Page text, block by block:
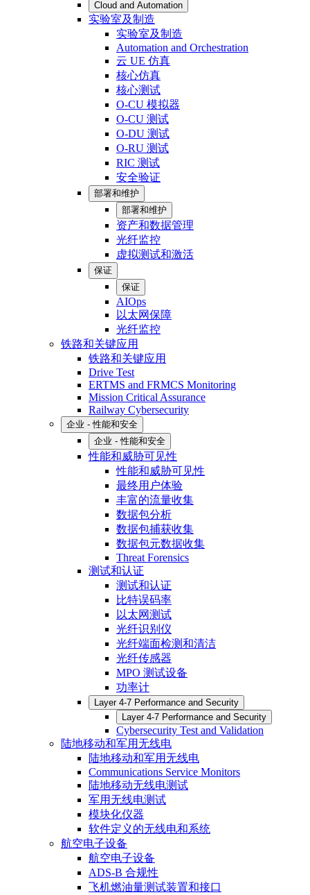
Cloud and Automation
实验室及制造
实验室及制造
Automation and Orchestration
云 UE 仿真
核心仿真
核心测试
O-CU 模拟器
O-CU 测试
O-DU 测试
O-RU 测试
RIC 测试
安全验证
部署和维护
部署和维护
资产和数据管理
光纤监控
虚拟测试和激活
保证
保证
AIOps
以太网保障
光纤监控
铁路和关键应用
铁路和关键应用
Drive Test
ERTMS and FRMCS Monitoring
Mission Critical Assurance
Railway Cybersecurity
企业 - 性能和安全
企业 - 性能和安全
性能和威胁可见性
性能和威胁可见性
最终用户体验
丰富的流量收集
数据包分析
数据包捕获收集
数据包元数据收集
Threat Forensics
测试和认证
测试和认证
比特误码率
以太网测试
光纤识别仪
光纤端面检测和清洁
光纤传感器
MPO 测试设备
功率计
Layer 4-7 Performance and Security
Layer 4-7 Performance and Security
Cybersecurity Test and Validation
陆地移动和军用无线电
陆地移动和军用无线电
Communications Service Monitors
陆地移动无线电测试
军用无线电测试
模块化仪器
软件定义的无线电和系统
航空电子设备
航空电子设备
ADS-B 合规性
飞机燃油量测试装置和接口